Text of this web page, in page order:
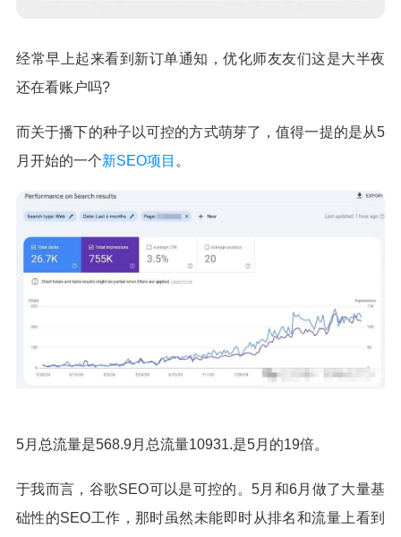
经常早上起来看到新订单通知，优化师友友们这是大半夜
还在看账户吗?
而关于播下的种子以可控的方式萌芽了，值得一提的是从5
月开始的一个新SEO项目 。
5月总流量是568.9月总流量10931.是5月的19倍。
于我而言，谷歌SEO可以是可控的。5月和6月做了大量基
础性的SEO工作，那时虽然未能即时从排名和流量上看到